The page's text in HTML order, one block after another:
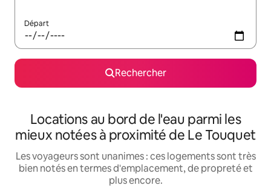
Départ
Rechercher
Locations au bord de l'eau parmi les
mieux notées à proximité de Le Touquet
Les voyageurs sont unanimes : ces logements sont très
bien notés en termes d'emplacement, de propreté et
plus encore.